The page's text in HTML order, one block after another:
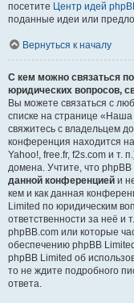
посетите Центр идей
поданные идеи или
Вернуться к началу
С кем можно связаться
юридических вопросов,
Вы можете связаться с
списке на странице
свяжитесь с владельцем
конференция находится
Yahoo!, free.fr, f2s.com и т.
домена. Учтите, что phpBB
данной конференцией и
кем и как данная
Limited по юридическим
ответственности за неё и
phpBB.com или которые
обеспечению phpBB
phpBB Limited об
то не ждите подробного
ответа.